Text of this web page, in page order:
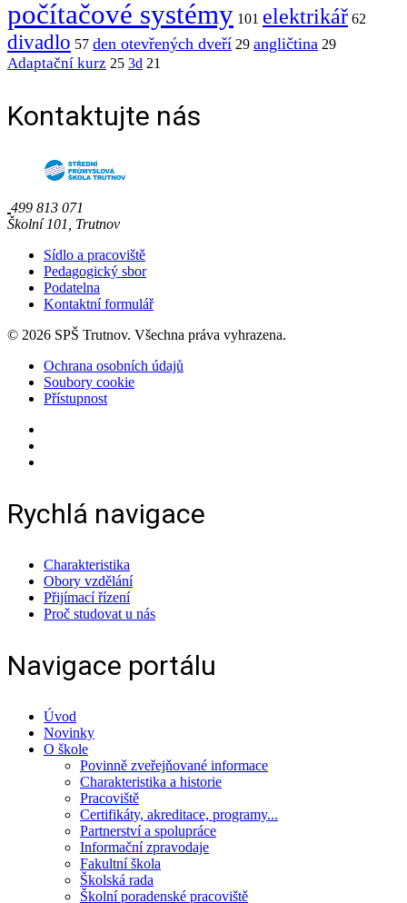
počítačové systémy 101 elektrikář 62
divadlo 57 den otevřených dveří 29 angličtina 29
Adaptační kurz 25 3d 21
Kontaktujte nás
499 813 071
Školní 101, Trutnov
Sídlo a pracoviště
Pedagogický sbor
Podatelna
Kontaktní formulář
© 2026 SPŠ Trutnov. Všechna práva vyhrazena.
Ochrana osobních údajů
Soubory cookie
Přístupnost
Rychlá navigace
Charakteristika
Obory vzdělání
Přijímací řízení
Proč studovat u nás
Navigace portálu
Úvod
Novinky
O škole
Povinně zveřejňované informace
Charakteristika a historie
Pracoviště
Certifikáty, akreditace, programy...
Partnerství a spolupráce
Informační zpravodaje
Fakultní škola
Školská rada
Školní poradenské pracoviště